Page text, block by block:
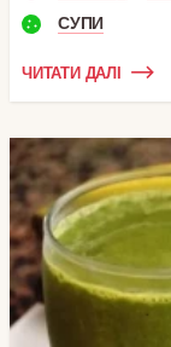
СУПИ
ЧИТАТИ ДАЛІ